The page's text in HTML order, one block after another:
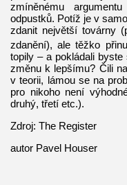
zmíněnému
odpustků. Potíž je v
zdanit největší továrny
zdanění), ale těžko
topily – a pokládali
změnu k lepšímu? Čili
v teorii, lámou se na
pro nikoho není
druhý, třetí etc.).
Zdroj: The Register
autor Pavel Houser